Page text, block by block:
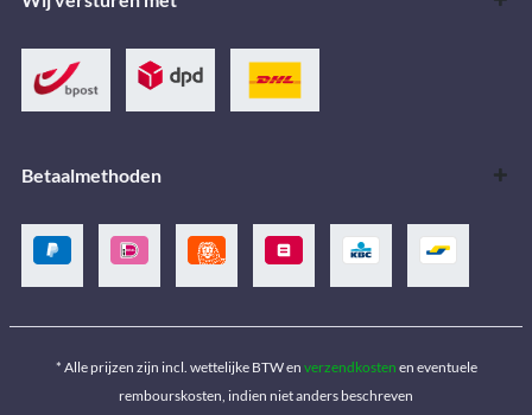
Betaalmethoden
* Alle prijzen zijn incl. wettelijke BTW en verzendkosten en eventuele
rembourskosten, indien niet anders beschreven